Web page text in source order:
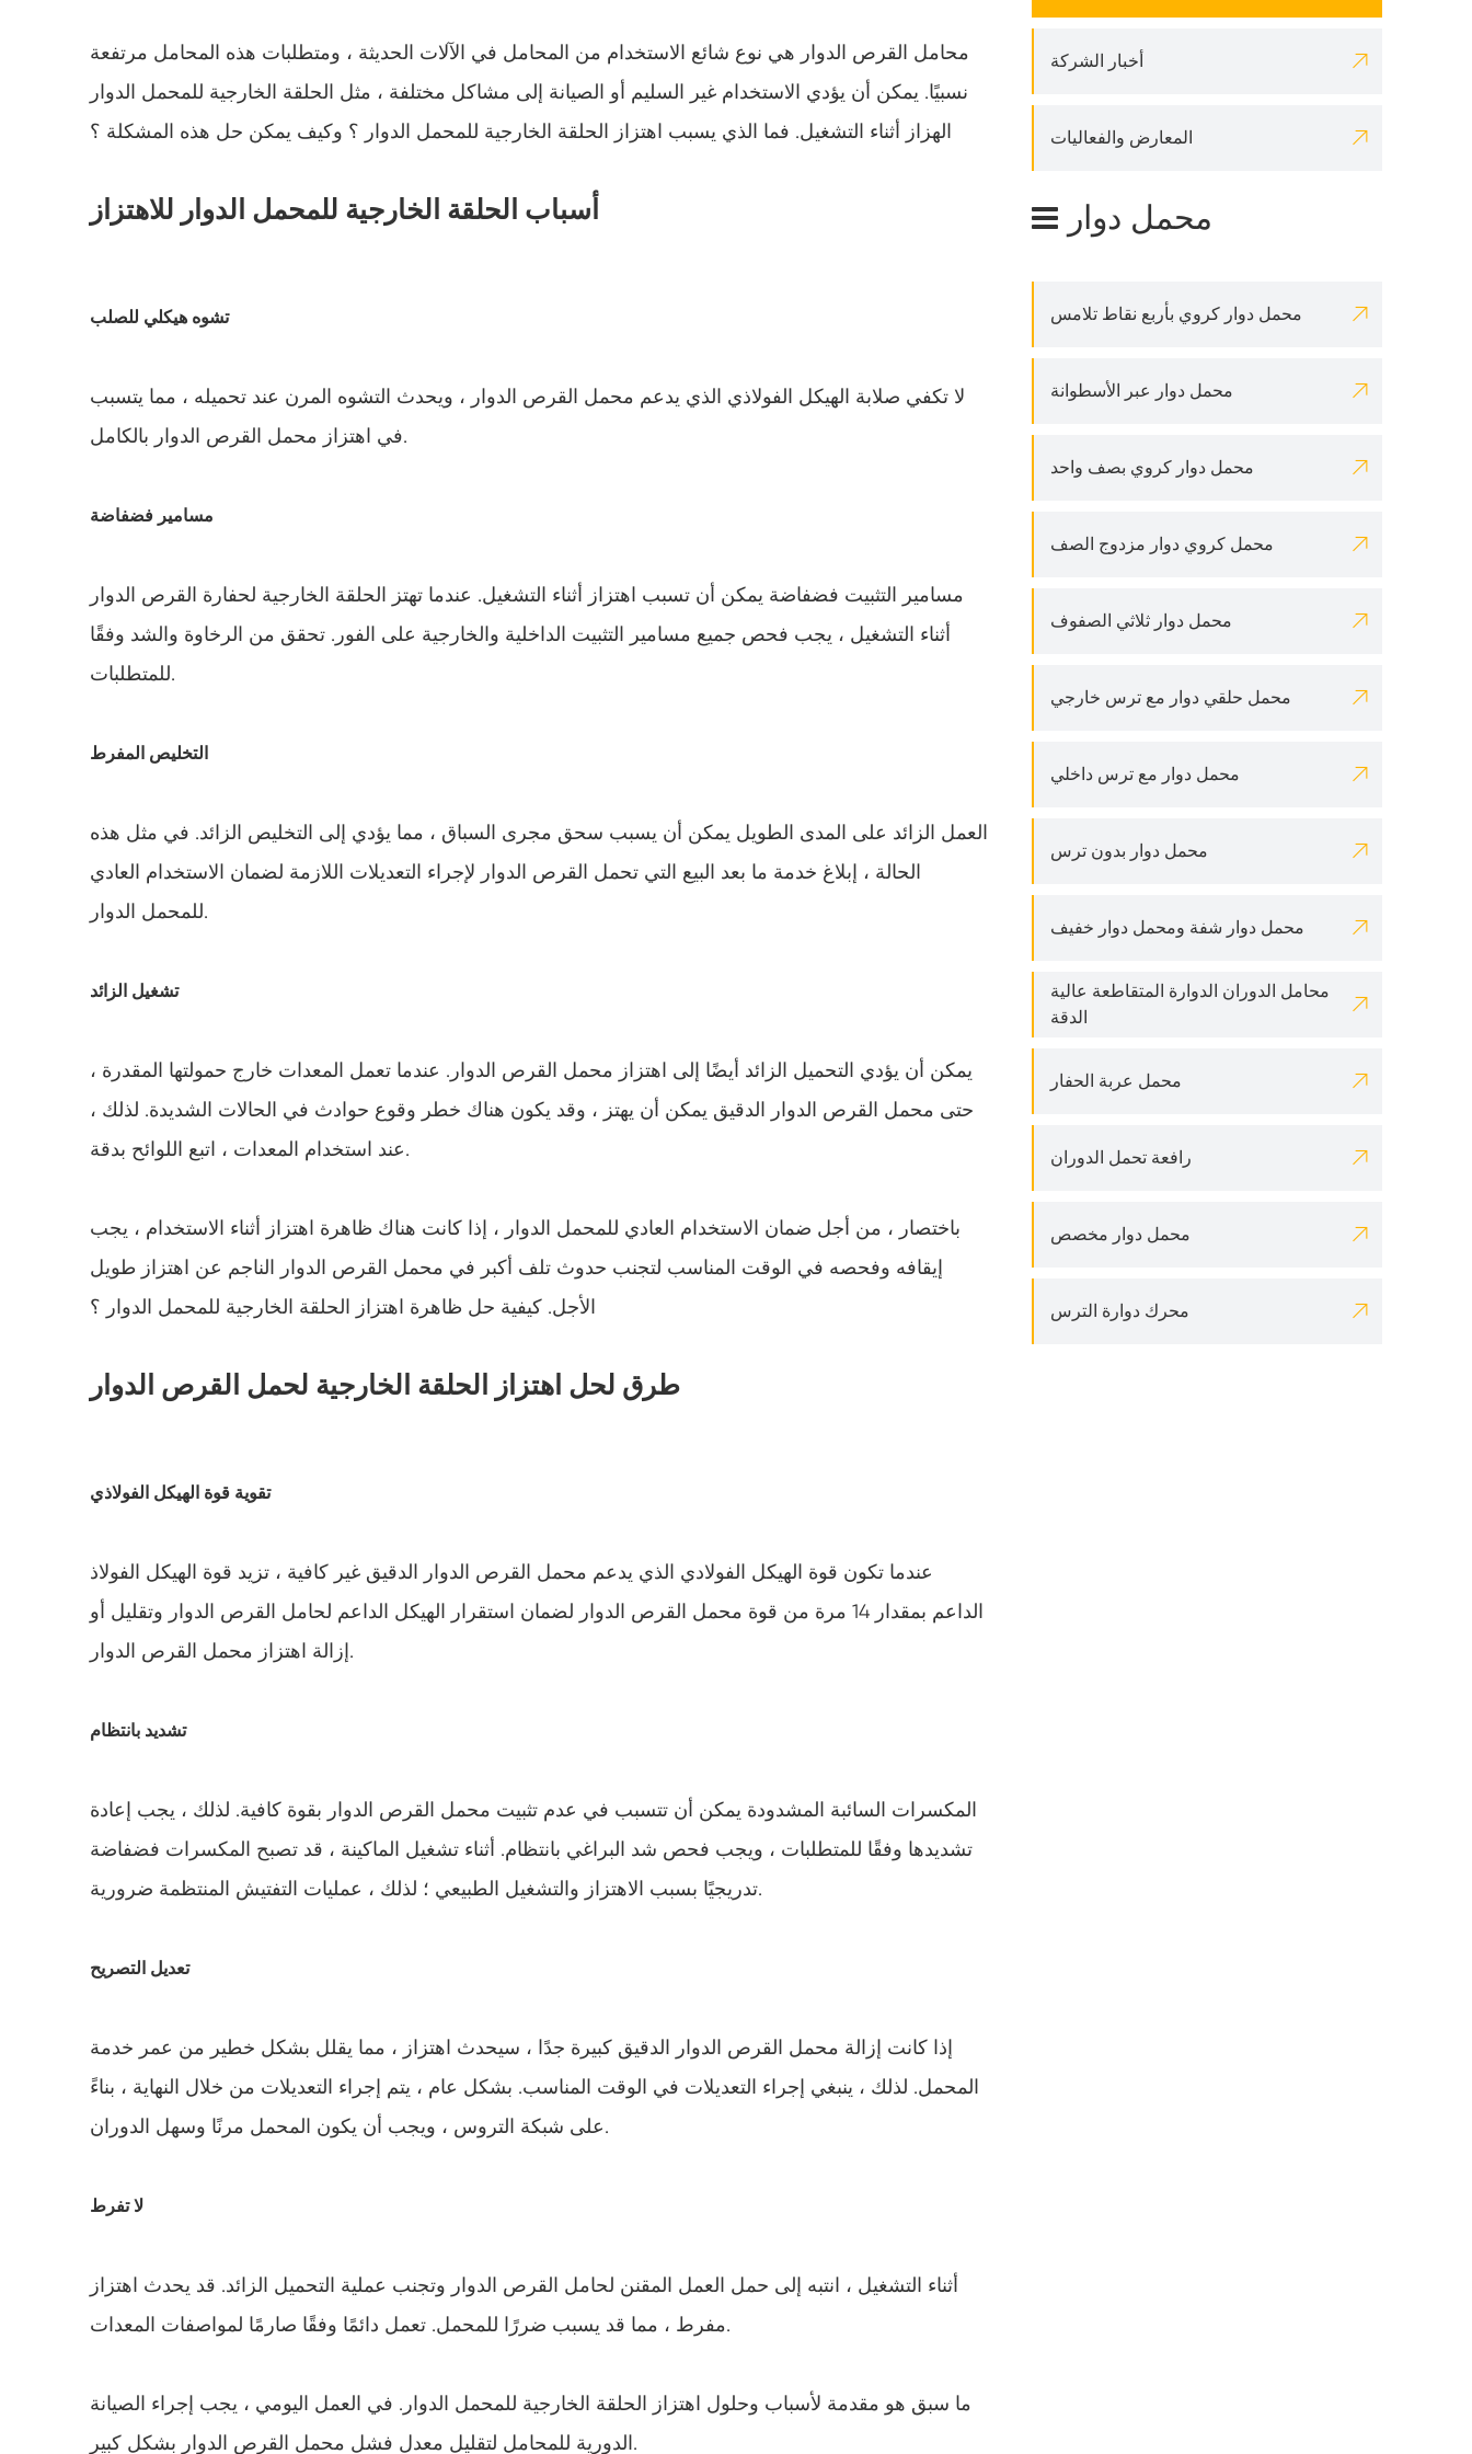
محمل عربة الحفار رافعة تحمل الدوران
محمل دوار مخصص محرك دوارة الترس
محامل القرص الدوار هي نوع شائع الاستخدام من المحامل في الآلات الحديثة ، ومتطلبات هذه المحامل مرتفعة
نسبيًا. يمكن أن يؤدي الاستخدام غير السليم أو الصيانة إلى مشاكل مختلفة ، مثل الحلقة الخارجية للمحمل الدوار
الهزاز أثناء التشغيل. فما الذي يسبب اهتزاز الحلقة الخارجية للمحمل الدوار ؟ وكيف يمكن حل هذه المشكلة ؟
أسباب الحلقة الخارجية للمحمل الدوار للاهتزاز
تشوه هيكلي للصلب
لا تكفي صلابة الهيكل الفولاذي الذي يدعم محمل القرص الدوار ، ويحدث التشوه المرن عند تحميله ، مما يتسبب
في اهتزاز محمل القرص الدوار بالكامل.
مسامير فضفاضة
مسامير التثبيت فضفاضة يمكن أن تسبب اهتزاز أثناء التشغيل. عندما تهتز الحلقة الخارجية لحفارة القرص الدوار
أثناء التشغيل ، يجب فحص جميع مسامير التثبيت الداخلية والخارجية على الفور. تحقق من الرخاوة والشد وفقًا
للمتطلبات.
التخليص المفرط
العمل الزائد على المدى الطويل يمكن أن يسبب سحق مجرى السباق ، مما يؤدي إلى التخليص الزائد. في مثل هذه
الحالة ، إبلاغ خدمة ما بعد البيع التي تحمل القرص الدوار لإجراء التعديلات اللازمة لضمان الاستخدام العادي
للمحمل الدوار.
تشغيل الزائد
يمكن أن يؤدي التحميل الزائد أيضًا إلى اهتزاز محمل القرص الدوار. عندما تعمل المعدات خارج حمولتها المقدرة ،
حتى محمل القرص الدوار الدقيق يمكن أن يهتز ، وقد يكون هناك خطر وقوع حوادث في الحالات الشديدة. لذلك ،
عند استخدام المعدات ، اتبع اللوائح بدقة.
باختصار ، من أجل ضمان الاستخدام العادي للمحمل الدوار ، إذا كانت هناك ظاهرة اهتزاز أثناء الاستخدام ، يجب
إيقافه وفحصه في الوقت المناسب لتجنب حدوث تلف أكبر في محمل القرص الدوار الناجم عن اهتزاز طويل
الأجل. كيفية حل ظاهرة اهتزاز الحلقة الخارجية للمحمل الدوار ؟
طرق لحل اهتزاز الحلقة الخارجية لحمل القرص الدوار
تقوية قوة الهيكل الفولاذي
عندما تكون قوة الهيكل الفولادي الذي يدعم محمل القرص الدوار الدقيق غير كافية ، تزيد قوة الهيكل الفولاذ
الداعم بمقدار 14 مرة من قوة محمل القرص الدوار لضمان استقرار الهيكل الداعم لحامل القرص الدوار وتقليل أو
إزالة اهتزاز محمل القرص الدوار.
تشديد بانتظام
المكسرات السائبة المشدودة يمكن أن تتسبب في عدم تثبيت محمل القرص الدوار بقوة كافية. لذلك ، يجب إعادة
تشديدها وفقًا للمتطلبات ، ويجب فحص شد البراغي بانتظام. أثناء تشغيل الماكينة ، قد تصبح المكسرات فضفاضة
تدريجيًا بسبب الاهتزاز والتشغيل الطبيعي ؛ لذلك ، عمليات التفتيش المنتظمة ضرورية.
تعديل التصريح
إذا كانت إزالة محمل القرص الدوار الدقيق كبيرة جدًا ، سيحدث اهتزاز ، مما يقلل بشكل خطير من عمر خدمة
المحمل. لذلك ، ينبغي إجراء التعديلات في الوقت المناسب. بشكل عام ، يتم إجراء التعديلات من خلال النهاية ، بناءً
على شبكة التروس ، ويجب أن يكون المحمل مرنًا وسهل الدوران.
لا تفرط
أثناء التشغيل ، انتبه إلى حمل العمل المقنن لحامل القرص الدوار وتجنب عملية التحميل الزائد. قد يحدث اهتزاز
مفرط ، مما قد يسبب ضررًا للمحمل. تعمل دائمًا وفقًا صارمًا لمواصفات المعدات.
ما سبق هو مقدمة لأسباب وحلول اهتزاز الحلقة الخارجية للمحمل الدوار. في العمل اليومي ، يجب إجراء الصيانة
الدورية للمحامل لتقليل معدل فشل محمل القرص الدوار بشكل كبير.
أخبار الشركة 
المعارض والفعاليات 
محمل دوار
محمل دوار كروي بأربع نقاط تلامس 
محمل دوار عبر الأسطوانة 
محمل دوار كروي بصف واحد 
محمل كروي دوار مزدوج الصف 
محمل دوار ثلاثي الصفوف 
محمل حلقي دوار مع ترس خارجي 
محمل دوار مع ترس داخلي 
محمل دوار بدون ترس 
محمل دوار شفة ومحمل دوار خفيف 
محامل الدوران الدوارة المتقاطعة عالية
الدقة

محمل عربة الحفار 
رافعة تحمل الدوران 
محمل دوار مخصص 
محرك دوارة الترس 